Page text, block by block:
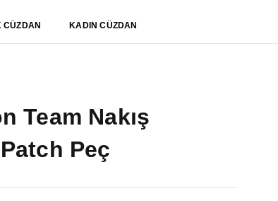
CÜZDAN KADIN CÜZDAN
Team Nakış
Peç